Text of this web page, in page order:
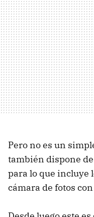
Pero no es un
también dispone
para lo que incluye
cámara de fotos